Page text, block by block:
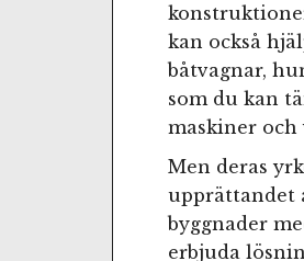
kan också
båtvagnar,
som du kan
maskiner och
Men deras
upprättandet
byggnader
erbjuda